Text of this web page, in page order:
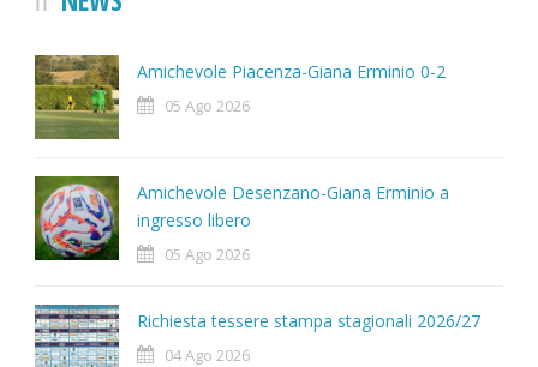
Amichevole Piacenza-Giana Erminio 0-2
05 Ago 2026
Amichevole Desenzano-Giana Erminio a
ingresso libero
05 Ago 2026
Richiesta tessere stampa stagionali 2026/27
04 Ago 2026